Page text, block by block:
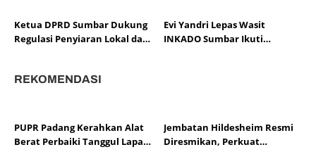
Atlet Berprestasi
2026
Ketua DPRD Sumbar Dukung
Regulasi Penyiaran Lokal dan
Evi Yandri Lepas Wasit
INKADO Sumbar Ikuti
REKOMENDASI
PUPR Padang Kerahkan Alat
Berat Perbaiki Tanggul Lapau
Jembatan Hildesheim Resmi
Diresmikan, Perkuat